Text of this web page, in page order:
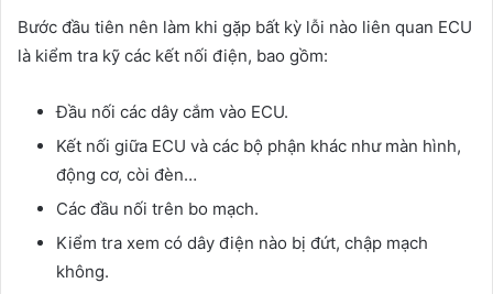
Bước đầu tiên nên làm khi gặp bất kỳ lỗi nào liên quan ECU
là kiểm tra kỹ các kết nối điện, bao gồm:
Đầu nối các dây cắm vào ECU.
Kết nối giữa ECU và các bộ phận khác như màn hình,
động cơ, còi đèn…
Các đầu nối trên bo mạch.
Kiểm tra xem có dây điện nào bị đứt, chập mạch
không.